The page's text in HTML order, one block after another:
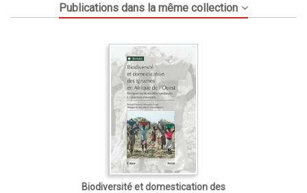
Publications dans la même collection
Biodiversité et domestication des